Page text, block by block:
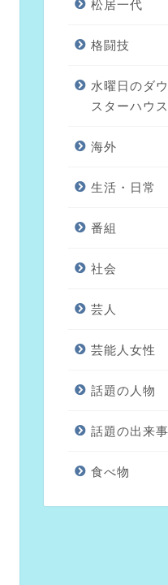
松居一代
格闘技
水曜日のダ
スターハウス
海外
生活・日常
番組
社会
芸人
芸能人女性
話題の人物
話題の出来事
食べ物